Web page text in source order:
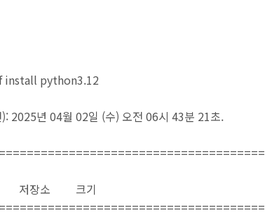
install python3.12
2025년 04월 02일 (수) 오전 06시 43분 21초.
장소 크기